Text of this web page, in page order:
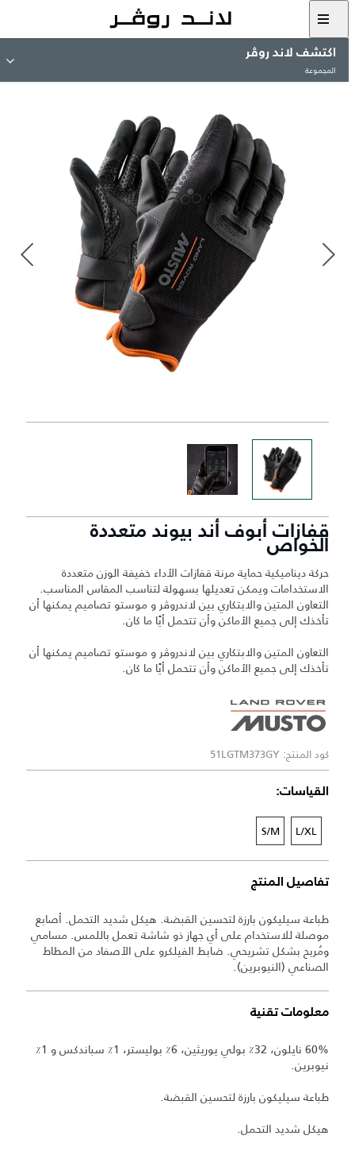
اكتشف لاند روڤر
المجموعة
قفازات أبوف أند بيوند متعددة
الخواص
حركة ديناميكية حماية مرنة قفازات الأداء خفيفة الوزن متعددة
الاستخدامات ويمكن تعديلها بسهولة لتناسب المقاس المناسب.
التعاون المتين والابتكاري بين لاندروڤر و موستو تصاميم يمكنها أن
تأخذك إلى جميع الأماكن وأن تتحمل أيًا ما كان.
التعاون المتين والابتكاري بين لاندروڤر و موستو تصاميم يمكنها أن
تأخذك إلى جميع الأماكن وأن تتحمل أيًا ما كان.
كود المنتج: 51LGTM373GY
القياسات:
L/XL
S/M
تفاصيل المنتج
طباعة سيليكون بارزة لتحسين القبضة. هيكل شديد التحمل. أصابع
موصلة للاستخدام على أي جهاز ذو شاشة تعمل باللمس. مسامي
ومُريح بشكل تشريحي. ضابط الفيلكرو على الأصفاد من المطاط
الصناعي (النيوبرين).
معلومات تقنية
60% نايلون، 32٪ بولي يوريثين، 6٪ بوليستر، 1٪ سباندكس و 1٪
نيوبرين.
طباعة سيليكون بارزة لتحسين القبضة.
هيكل شديد التحمل.